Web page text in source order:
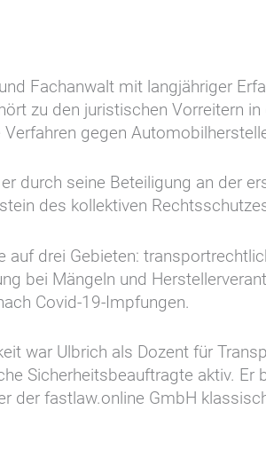
Fachanwalt mit langjähriger
zu den juristischen Vorreitern
gegen
durch seine Beteiligung an der
des kollektiven
auf drei Gebieten:
bei Mängeln und
Covid-19-Impfungen.
war Ulbrich als Dozent für
Sicherheitsbeauftragte aktiv. Er
der fastlaw.online GmbH